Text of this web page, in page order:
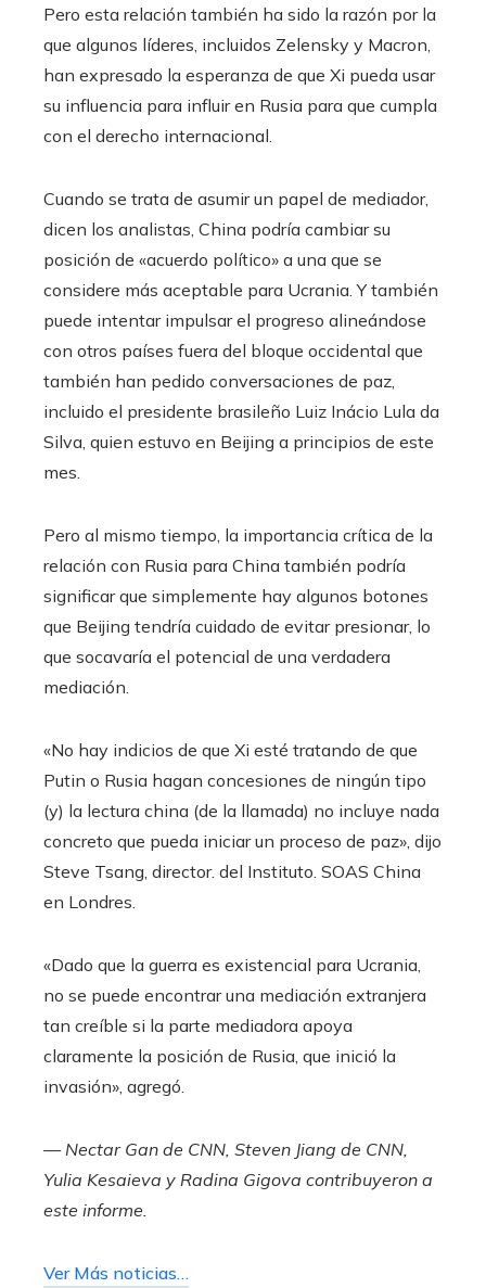
Pero esta relación también ha sido la razón por la
que algunos líderes, incluidos Zelensky y Macron,
han expresado la esperanza de que Xi pueda usar
su influencia para influir en Rusia para que cumpla
con el derecho internacional.
Cuando se trata de asumir un papel de mediador,
dicen los analistas, China podría cambiar su
posición de «acuerdo político» a una que se
considere más aceptable para Ucrania. Y también
puede intentar impulsar el progreso alineándose
con otros países fuera del bloque occidental que
también han pedido conversaciones de paz,
incluido el presidente brasileño Luiz Inácio Lula da
Silva, quien estuvo en Beijing a principios de este
mes.
Pero al mismo tiempo, la importancia crítica de la
relación con Rusia para China también podría
significar que simplemente hay algunos botones
que Beijing tendría cuidado de evitar presionar, lo
que socavaría el potencial de una verdadera
mediación.
«No hay indicios de que Xi esté tratando de que
Putin o Rusia hagan concesiones de ningún tipo
(y) la lectura china (de la llamada) no incluye nada
concreto que pueda iniciar un proceso de paz», dijo
Steve Tsang, director. del Instituto. SOAS China
en Londres.
«Dado que la guerra es existencial para Ucrania,
no se puede encontrar una mediación extranjera
tan creíble si la parte mediadora apoya
claramente la posición de Rusia, que inició la
invasión», agregó.
— Nectar Gan de CNN, Steven Jiang de CNN,
Yulia Kesaieva y Radina Gigova contribuyeron a
este informe.
Ver Más noticias…